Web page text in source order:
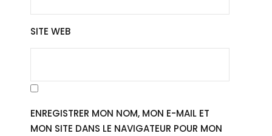
SITE WEB
ENREGISTRER MON NOM, MON E-MAIL ET
MON SITE DANS LE NAVIGATEUR POUR MON